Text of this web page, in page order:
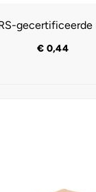
gecertificeerde
€ 0,44